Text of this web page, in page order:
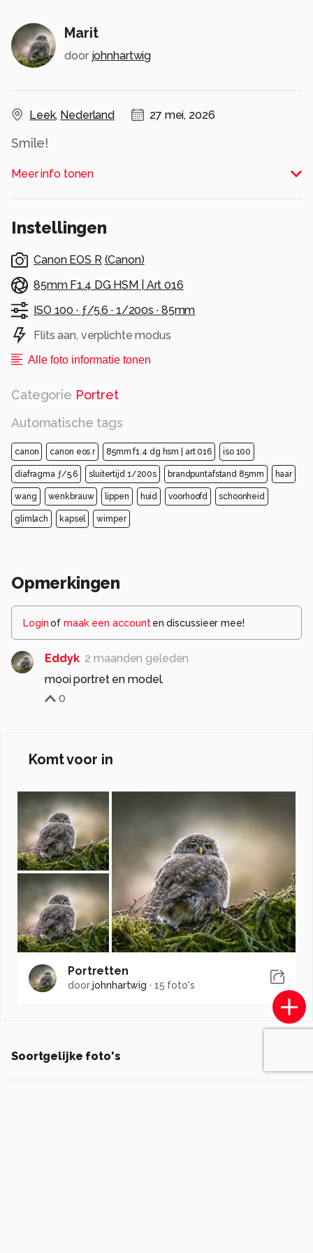
Marit
door johnhartwig
Leek, Nederland 27 mei, 2026
Smile!
Alle rechten voorbehouden
Meer info tonen
Instellingen
Canon EOS R (Canon)
85mm F1.4 DG HSM | Art 016
ISO 100 · ƒ/5.6 · 1/200s · 85mm
Flits aan, verplichte modus
Alle foto informatie tonen
Categorie Portret
Automatische tags
canon canon eos r 85mm f1.4 dg hsm | art 016 iso 100
diafragma ƒ/5.6 sluitertijd 1/200s brandpuntafstand 85mm haar
wang wenkbrauw lippen huid voorhoofd schoonheid
glimlach kapsel wimper
Opmerkingen
Loginof maak een account en discussieer mee!
Eddyk 2 maanden geleden
0
Komt voor in
Portretten
doorjohnhartwig · 15 foto's
Soortgelijke foto's